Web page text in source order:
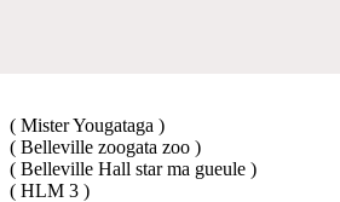
( Mister Yougataga )
( Belleville zoogata zoo )
( Belleville Hall star ma gueule )
( HLM 3 )